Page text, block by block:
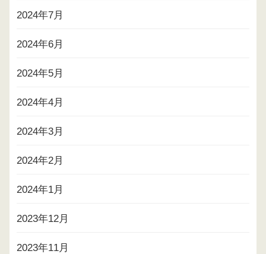
2024年7月
2024年6月
2024年5月
2024年4月
2024年3月
2024年2月
2024年1月
2023年12月
2023年11月